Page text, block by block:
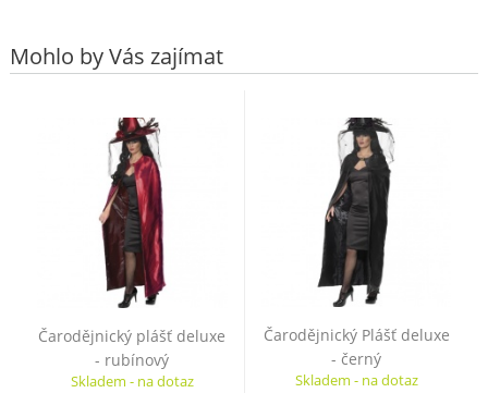
Mohlo by Vás zajímat
Čarodějnický plášť deluxe
- rubínový
Skladem - na dotaz
Čarodějnický Plášť deluxe
- černý
Skladem - na dotaz